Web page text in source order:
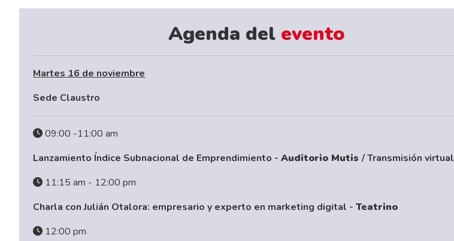
Agenda del evento
Martes 16 de noviembre
Sede Claustro
09:00 -11:00 am
Lanzamiento Índice Subnacional de Emprendimiento -Auditorio Mutis/ Transmisión virtual
11:15 am - 12:00 pm
Charla con Julián Otalora: empresario y experto en marketing digital -Teatrino
12:00 pm